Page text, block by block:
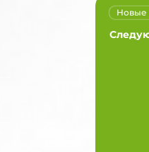
Новые